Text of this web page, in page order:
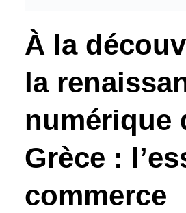
À la
la
numérique
Grèce :
commerce